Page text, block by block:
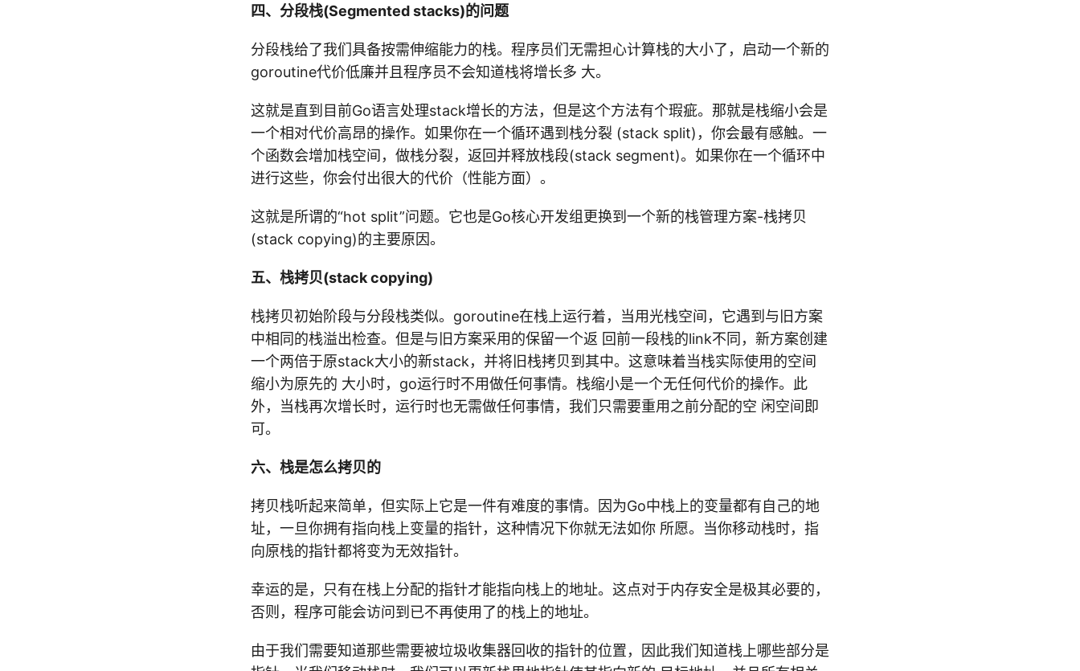
四、分段栈(Segmented stacks)的问题
分段栈给了我们具备按需伸缩能力的栈。程序员们无需担心计算栈的大小了，启动一个新的
goroutine代价低廉并且程序员不会知道栈将增长多 大。
这就是直到目前Go语言处理stack增长的方法，但是这个方法有个瑕疵。那就是栈缩小会是
一个相对代价高昂的操作。如果你在一个循环遇到栈分裂 (stack split)，你会最有感触。一
个函数会增加栈空间，做栈分裂，返回并释放栈段(stack segment)。如果你在一个循环中
进行这些，你会付出很大的代价（性能方面）。
这就是所谓的“hot split”问题。它也是Go核心开发组更换到一个新的栈管理方案-栈拷贝
(stack copying)的主要原因。
五、栈拷贝(stack copying)
栈拷贝初始阶段与分段栈类似。goroutine在栈上运行着，当用光栈空间，它遇到与旧方案
中相同的栈溢出检查。但是与旧方案采用的保留一个返 回前一段栈的link不同，新方案创建
一个两倍于原stack大小的新stack，并将旧栈拷贝到其中。这意味着当栈实际使用的空间
缩小为原先的 大小时，go运行时不用做任何事情。栈缩小是一个无任何代价的操作。此
外，当栈再次增长时，运行时也无需做任何事情，我们只需要重用之前分配的空 闲空间即
可。
六、栈是怎么拷贝的
拷贝栈听起来简单，但实际上它是一件有难度的事情。因为Go中栈上的变量都有自己的地
址，一旦你拥有指向栈上变量的指针，这种情况下你就无法如你 所愿。当你移动栈时，指
向原栈的指针都将变为无效指针。
幸运的是，只有在栈上分配的指针才能指向栈上的地址。这点对于内存安全是极其必要的，
否则，程序可能会访问到已不再使用了的栈上的地址。
由于我们需要知道那些需要被垃圾收集器回收的指针的位置，因此我们知道栈上哪些部分是